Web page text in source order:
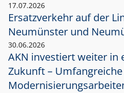
17.07.2026
Ersatzverkehr auf der
Neumünster und
30.06.2026
AKN investiert weiter in
Zukunft – Umfangreiche